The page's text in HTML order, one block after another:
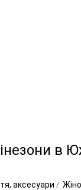
в
аксесуари